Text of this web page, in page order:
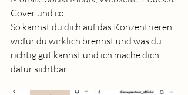
Cover und co. .
So kannst du dich auf das Konzentrieren
wofür du wirklich brennst und was du
richtig gut kannst und ich mache dich
dafür sichtbar.